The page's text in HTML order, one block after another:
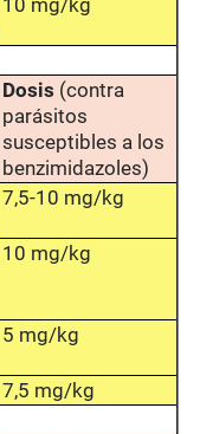
10 mg/kg
Dosis (contra
parásitos
susceptibles a los
benzimidazoles)
7,5-10 mg/kg
10 mg/kg
5 mg/kg
7,5 mg/kg